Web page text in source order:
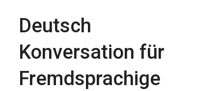
Deutsch
Konversation für
Fremdsprachige